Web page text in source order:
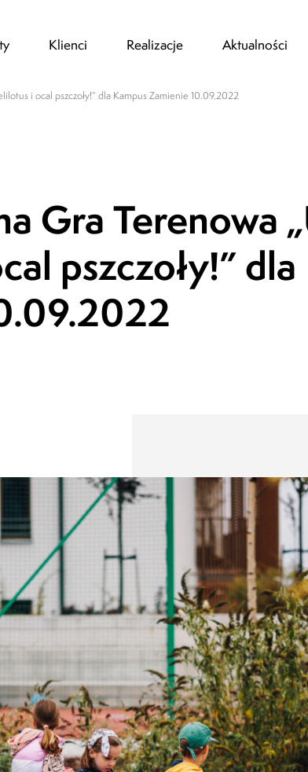
Klienci Realizacje Aktualności
Super sprawa bardzo dziękujemy z
świetną zabawę...My mówimy Stop Hejt?
Agnieszka Krzaczek,
Rodzic o Miejskiej Grze Terenowej
Odkryj Twoje SuperMoce" (opinia
i ocal pszczoły!” dla Kampus Zamienie 10.09.2022
Gra Terenowa
pszczoły!” dla